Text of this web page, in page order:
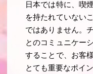
日本では特に、喫
を持たれていない
ではありません。
とのコミュニケー
することで、お客
とても重要なポイ